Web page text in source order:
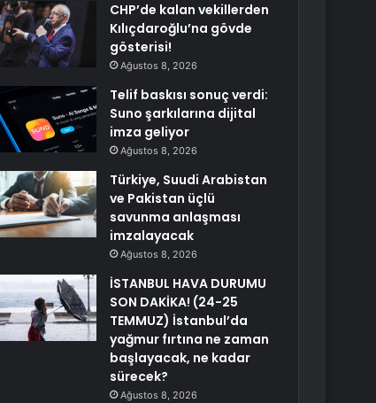
CHP’de kalan vekillerden
Kılıçdaroğlu’na gövde
gösterisi!
Ağustos 8, 2026
Telif baskısı sonuç verdi:
Suno şarkılarına dijital
imza geliyor
Ağustos 8, 2026
Türkiye, Suudi Arabistan
ve Pakistan üçlü
savunma anlaşması
imzalayacak
Ağustos 8, 2026
İSTANBUL HAVA DURUMU
SON DAKİKA! (24-25
TEMMUZ) İstanbul’da
yağmur fırtına ne zaman
başlayacak, ne kadar
sürecek?
Ağustos 8, 2026